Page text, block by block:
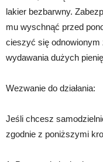
lakier bezbarwny.
mu wyschnąć przed
cieszyć się
wydawania dużych
Wezwanie do działania:
Jeśli chcesz
zgodnie z poniższymi